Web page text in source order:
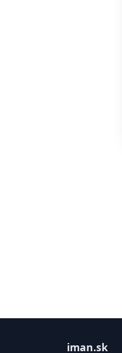
iman.sk